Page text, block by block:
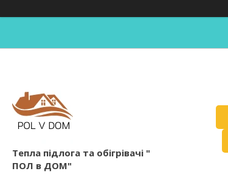
Тепла підлога та обігрівачі "
ПОЛ в ДОМ"